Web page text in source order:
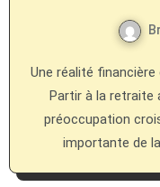
Une réalité financière qui inquiète de nombreux Canadiens
Partir à la retraite
préoccupation
importante de